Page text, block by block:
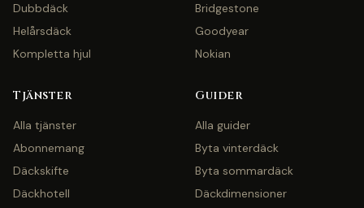
Dubbdäck
Helårsdäck
Kompletta hjul
Bridgestone
Goodyear
Nokian
Tjänster
Alla tjänster
Abonnemang
Däckskifte
Däckhotell
Guider
Alla guider
Byta vinterdäck
Byta sommardäck
Däckdimensioner